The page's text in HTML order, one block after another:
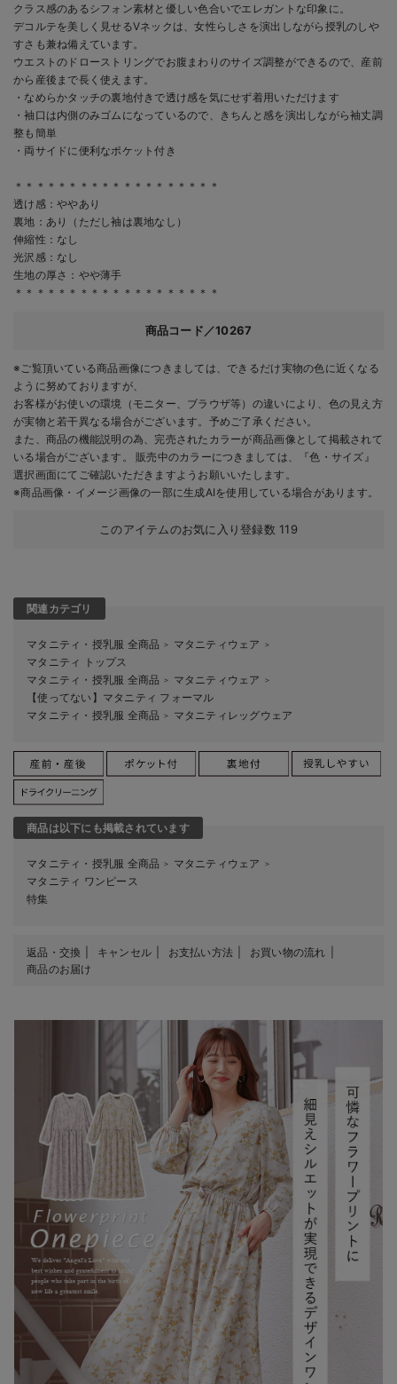
クラス感のあるシフォン素材と優しい色合いでエレガントな印象に。
デコルテを美しく見せるVネックは、女性らしさを演出しながら授乳のしや
すさも兼ね備えています。
ウエストのドローストリングでお腹まわりのサイズ調整ができるので、産前
から産後まで長く使えます。
・なめらかタッチの裏地付きで透け感を気にせず着用いただけます
・袖口は内側のみゴムになっているので、きちんと感を演出しながら袖丈調
整も簡単
・両サイドに便利なポケット付き
＊＊＊＊＊＊＊＊＊＊＊＊＊＊＊＊＊＊＊
透け感：ややあり
裏地：あり（ただし袖は裏地なし）
伸縮性：なし
光沢感：なし
生地の厚さ：やや薄手
＊＊＊＊＊＊＊＊＊＊＊＊＊＊＊＊＊＊＊
商品コード／10267
※ご覧頂いている商品画像につきましては、できるだけ実物の色に近くなる
ように努めておりますが、
お客様がお使いの環境（モニター、ブラウザ等）の違いにより、色の見え方
が実物と若干異なる場合がございます。予めご了承ください。
また、商品の機能説明の為、完売されたカラーが商品画像として掲載されて
いる場合がございます。 販売中のカラーにつきましては、『色・サイズ』
選択画面にてご確認いただきますようお願いいたします。
※商品画像・イメージ画像の一部に生成AIを使用している場合があります。
このアイテムのお気に入り登録数 119
関連カテゴリ
マタニティ・授乳服 全商品 ＞ マタニティウェア ＞
マタニティ トップス
マタニティ・授乳服 全商品 ＞ マタニティウェア ＞
【使ってない】マタニティ フォーマル
マタニティ・授乳服 全商品 ＞ マタニティレッグウェア
商品は以下にも掲載されています
マタニティ・授乳服 全商品 ＞ マタニティウェア ＞
マタニティ ワンピース
特集
返品・交換 キャンセル お支払い方法
お買い物の流れ
商品のお届け